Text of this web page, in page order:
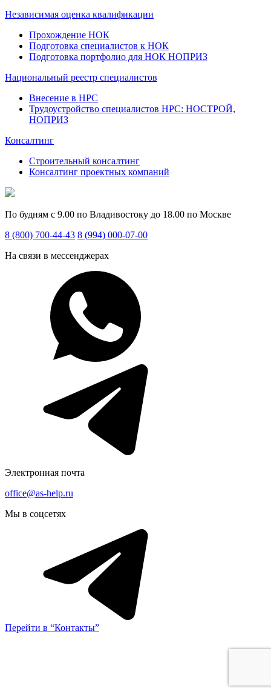
Независимая оценка квалификации
Прохождение НОК
Подготовка специалистов к НОК
Подготовка портфолио для НОК НОПРИЗ
Национальный реестр специалистов
Внесение в НРС
Трудоустройство специалистов НРС: НОСТРОЙ,
НОПРИЗ
Консалтинг
Строительный консалтинг
Консалтинг проектных компаний
По будням с 9.00 по Владивостоку до 18.00 по Москве
8 (800) 700-44-43 8 (994) 000-07-00
На связи в мессенджерах
Электронная почта
office@as-help.ru
Мы в соцсетях
Перейти в “Контакты”